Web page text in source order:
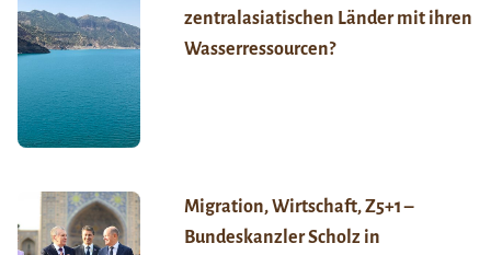
zentralasiatischen Länder mit ihren
Wasserressourcen?
Migration, Wirtschaft, Z5+1 –
Bundeskanzler Scholz in